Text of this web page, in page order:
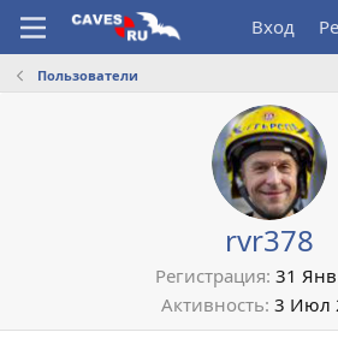
Вход
Пользователи
rvr378
Регистрация 31
Активность 3 Июл